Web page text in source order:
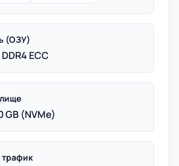
(ОЗУ)
ECC
GB (NVMe)
трафик